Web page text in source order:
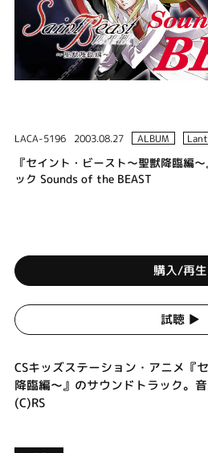
LACA-5196 2003.08.27 ALBUM
『セイント・ビースト～聖獣降臨編
ック Sounds of the BEAST
購入/再生
試聴 ▶︎
CSキッズステーション・アニメ『
降臨編～』のサウンドトラック。
(C)RS